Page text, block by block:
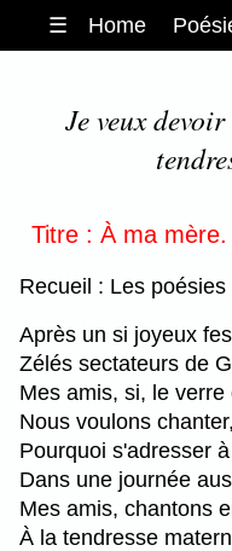
☰ Home
Je veux
Titre : À ma mère.
Recueil : Les
Après un si joyeux
Zélés sectateurs de
Mes amis, si, le verre
Nous voulons
Pourquoi s'adresser
Dans une journée
Mes amis, chantons
À la tendresse